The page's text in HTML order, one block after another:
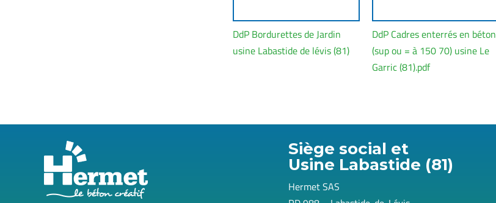
DdP Bordurettes de Jardin
usine Labastide de lévis (81)
DdP Cadres enterrés en béton
(sup ou = à 150 70) usine Le
Garric (81).pdf
Siège social et
Usine Labastide (81)
Hermet SAS